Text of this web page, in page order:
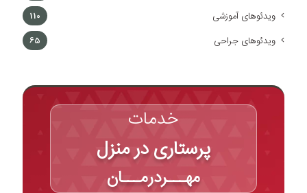
ویدئوهای آموزشی 110
ویدئوهای جراحی 65
خدمات
پرستاری در منزل
مهـــردرمـــان